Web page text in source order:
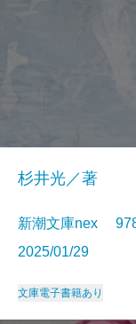
杉井光／著
新潮文庫nex
2025/01/29
文庫電子書籍あり